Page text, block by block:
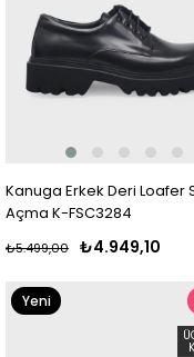
Kanuga Erkek Deri Loafer
Açma K-FSC3284
₺4.949,10
₺5.499,00
Yeni